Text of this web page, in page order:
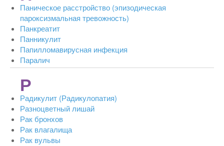
Паническое расстройство (эпизодическая
пароксизмальная тревожность)
Панкреатит
Панникулит
Папилломавирусная инфекция
Паралич
Р
Радикулит (Радикулопатия)
Разноцветный лишай
Рак бронхов
Рак влагалища
Рак вульвы